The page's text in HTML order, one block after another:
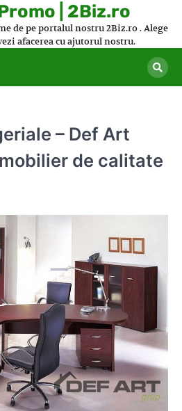
| 2Biz.ro
de pe portalul nostru 2Biz.ro . Alege
afacerea cu ajutorul nostru.
– Def Art
de calitate